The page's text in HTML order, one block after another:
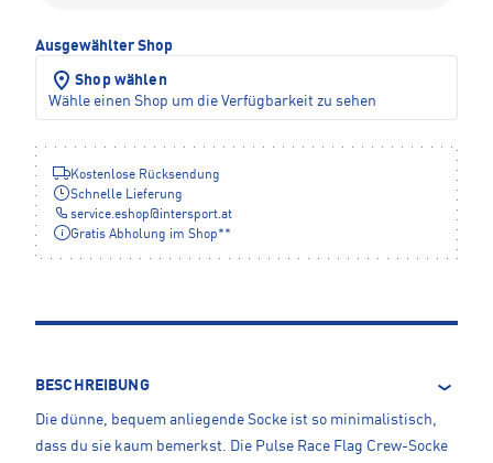
Ausgewählter Shop
Shop wählen
Wähle einen Shop um die Verfügbarkeit zu sehen
Kostenlose Rücksendung
Schnelle Lieferung
service.eshop@intersport.at
Gratis Abholung im Shop**
BESCHREIBUNG
Die dünne, bequem anliegende Socke ist so minimalistisch,
dass du sie kaum bemerkst. Die Pulse Race Flag Crew-Socke